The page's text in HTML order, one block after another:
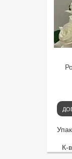
К-